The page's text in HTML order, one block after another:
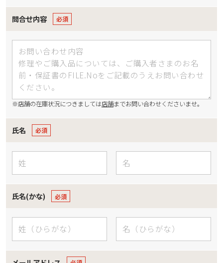
問合せ内容
※店舗の在庫状況につきましては店舗までお問い合わせくださいませ。
氏名
氏名(かな)